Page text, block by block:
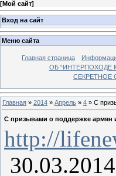
[Мой сайт]
Вход на сайт
Меню сайта
Главная страница
ОБ “ИНТЕРПОХОДЕ
СЕКРЕТНОЕ
Главная » 2014 » Апрель » 4 » С
С призывами о поддержке армян
http://
30.03.2014